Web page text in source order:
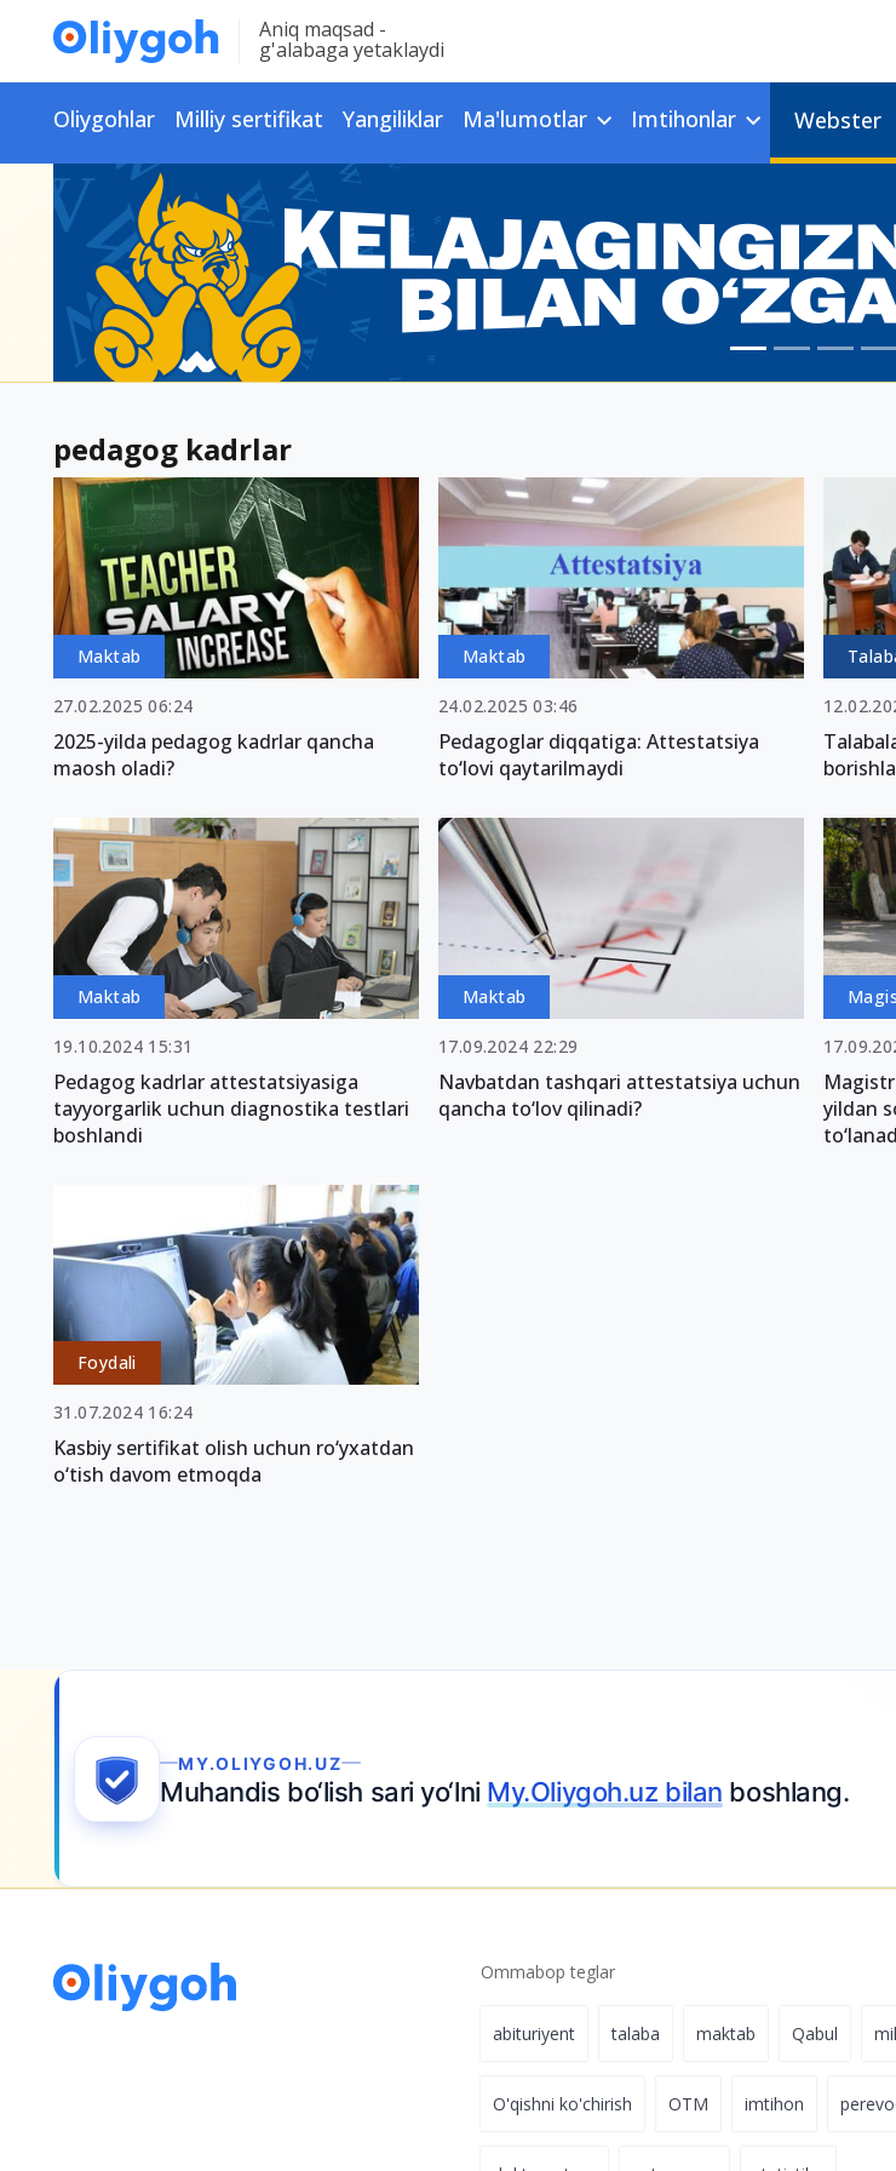
Aniq maqsad -
g'alabaga yetaklaydi
Oliygohlar Milliy sertifikat Yangiliklar Ma'lumotlar Imtihonlar Webster
pedagog kadrlar
Maktab
27.02.2025 06:24
2025-yilda pedagog kadrlar qancha
maosh oladi?
Maktab
24.02.2025 03:46
Pedagoglar diqqatiga: Attestatsiya
to‘lovi qaytarilmaydi
Maktab
19.10.2024 15:31
Pedagog kadrlar attestatsiyasiga
tayyorgarlik uchun diagnostika testlari
boshlandi
Maktab
17.09.2024 22:29
Navbatdan tashqari attestatsiya uchun
qancha to‘lov qilinadi?
yildan
Foydali
31.07.2024 16:24
Kasbiy sertifikat olish uchun ro‘yxatdan
o‘tish davom etmoqda
MY.OLIYGOH.UZ
Muhandis bo‘lish sari yo‘lni My.Oliygoh.uz bilan boshlang.
Ommabop teglar
abituriyent talaba maktab Qabul
O'qishni ko'chirish OTM imtihon